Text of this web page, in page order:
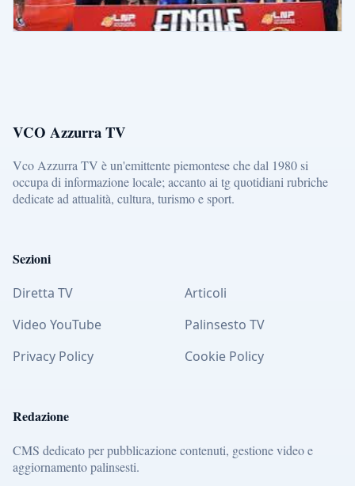
VCO Azzurra TV
Vco Azzurra TV è un'emittente piemontese che dal 1980 si
occupa di informazione locale; accanto ai tg quotidiani rubriche
dedicate ad attualità, cultura, turismo e sport.
Sezioni
Diretta TV
Articoli
Video YouTube
Palinsesto TV
Privacy Policy
Cookie Policy
Redazione
CMS dedicato per pubblicazione contenuti, gestione video e
aggiornamento palinsesti.